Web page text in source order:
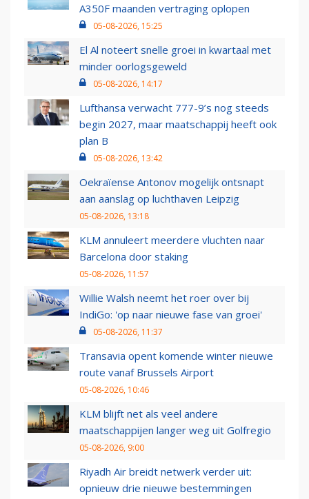
A350F maanden vertraging oplopen
05-08-2026, 15:25
El Al noteert snelle groei in kwartaal met
minder oorlogsgeweld
05-08-2026, 14:17
Lufthansa verwacht 777-9’s nog steeds
begin 2027, maar maatschappij heeft ook
plan B
05-08-2026, 13:42
Oekraïense Antonov mogelijk ontsnapt
aan aanslag op luchthaven Leipzig
05-08-2026, 13:18
KLM annuleert meerdere vluchten naar
Barcelona door staking
05-08-2026, 11:57
Willie Walsh neemt het roer over bij
IndiGo: 'op naar nieuwe fase van groei'
05-08-2026, 11:37
Transavia opent komende winter nieuwe
route vanaf Brussels Airport
05-08-2026, 10:46
KLM blijft net als veel andere
maatschappijen langer weg uit Golfregio
05-08-2026, 9:00
Riyadh Air breidt netwerk verder uit:
opnieuw drie nieuwe bestemmingen